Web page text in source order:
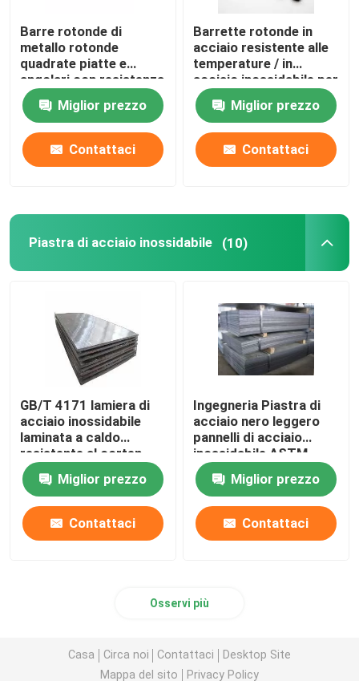
Barre rotonde di
metallo rotonde
quadrate piatte e
angolari con resistenza
alla corrosione
Miglior prezzo
Contattaci
Barrette rotonde in
acciaio resistente alle
temperature / in
acciaio inossidabile per
piegatura decorativa
Miglior prezzo
Contattaci
Piastra di acciaio inossidabile (10)
GB/T 4171 lamiera di
acciaio inossidabile
laminata a caldo
resistente al corten
Q235NH ASTM A558
Miglior prezzo
Contattaci
Ingegneria Piastra di
acciaio nero leggero
pannelli di acciaio
inossidabile ASTM
A516 ASME SA516
Miglior prezzo
Contattaci
Osservi più
Casa Circa noi Contattaci
Desktop Site
Mappa del sito
Privacy Policy